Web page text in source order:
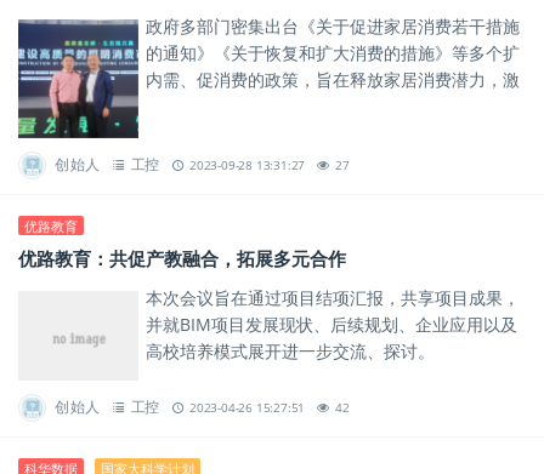
政府多部门密集出台《关于促进家居消费若干措施
的通知》《关于恢复和扩大消费的措施》等多个扩
内需、促消费的政策，旨在释放家居消费潜力，激
创始人 工控 2023-09-28 13:31:27 27
优路教育
优路教育：共促产教融合，拓展多元合作
本次会议旨在通过项目结项汇报，共享项目成果，
并就BIM项目发展现状、后续规划、企业应用以及
高校培养模式展开进一步交流、探讨。
创始人 工控 2023-04-26 15:27:51 42
科华数据 国家大科学计划